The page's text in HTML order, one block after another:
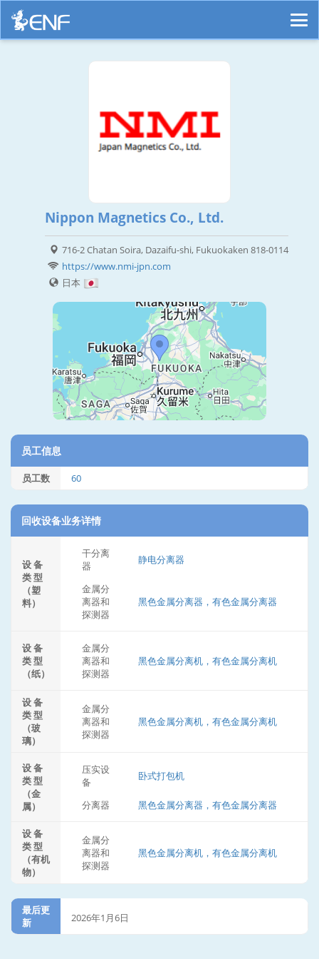
Nippon Magnetics Co., Ltd.
716-2 Chatan Soira, Dazaifu-shi, Fukuokaken 818-0114
https://www.nmi-jpn.com
日本
员工信息
员工数 60
回收设备业务详情
设 备
类 型
（塑
料）
干分离
器
静电分离器
金属分
离器和
探测器
黑色金属分离器，有色金属分离器
设 备
类 型
（纸）
金属分
离器和
探测器
黑色金属分离机，有色金属分离机
设 备
类 型
（玻
璃）
金属分
离器和
探测器
黑色金属分离机，有色金属分离机
设 备
类 型
（金
属）
压实设
备
卧式打包机
分离器 黑色金属分离器，有色金属分离器
设 备
类 型
（有机
物）
金属分
离器和
探测器
黑色金属分离机，有色金属分离机
最后更
新
2026年1月6日